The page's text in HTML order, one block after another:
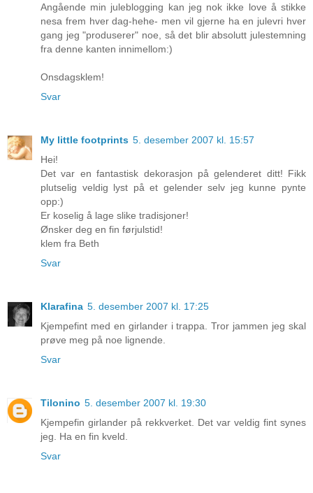
Angående min juleblogging kan jeg nok ikke love å stikke
nesa frem hver dag-hehe- men vil gjerne ha en julevri hver
gang jeg "produserer" noe, så det blir absolutt julestemning
fra denne kanten innimellom:)
Onsdagsklem!
Svar
My little footprints 5. desember 2007 kl. 15:57
Hei!
Det var en fantastisk dekorasjon på gelenderet ditt! Fikk
plutselig veldig lyst på et gelender selv jeg kunne pynte
opp:)
Er koselig å lage slike tradisjoner!
Ønsker deg en fin førjulstid!
klem fra Beth
Svar
Klarafina 5. desember 2007 kl. 17:25
Kjempefint med en girlander i trappa. Tror jammen jeg skal
prøve meg på noe lignende.
Svar
Tilonino 5. desember 2007 kl. 19:30
Kjempefin girlander på rekkverket. Det var veldig fint synes
jeg. Ha en fin kveld.
Svar